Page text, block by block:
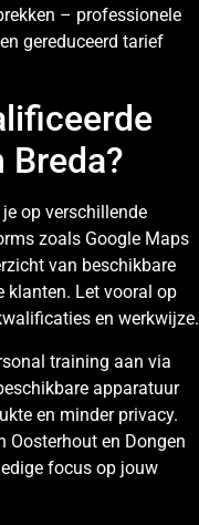
– professionele
gereduceerd tarief
Breda?
op verschillende
zoals Google Maps
van beschikbare
klanten. Let vooral op
en werkwijze.
training aan via
apparatuur
en minder privacy.
Oosterhout en Dongen
focus op jouw